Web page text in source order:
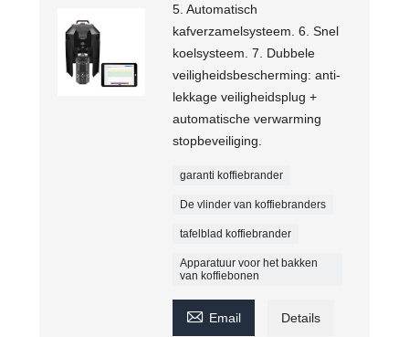
5. Automatisch
kafverzamelsysteem. 6. Snel
koelsysteem. 7. Dubbele
veiligheidsbescherming: anti-
lekkage veiligheidsplug +
automatische verwarming
stopbeveiliging.
garanti koffiebrander
De vlinder van koffiebranders
tafelblad koffiebrander
Apparatuur voor het bakken
van koffiebonen
 Email Details